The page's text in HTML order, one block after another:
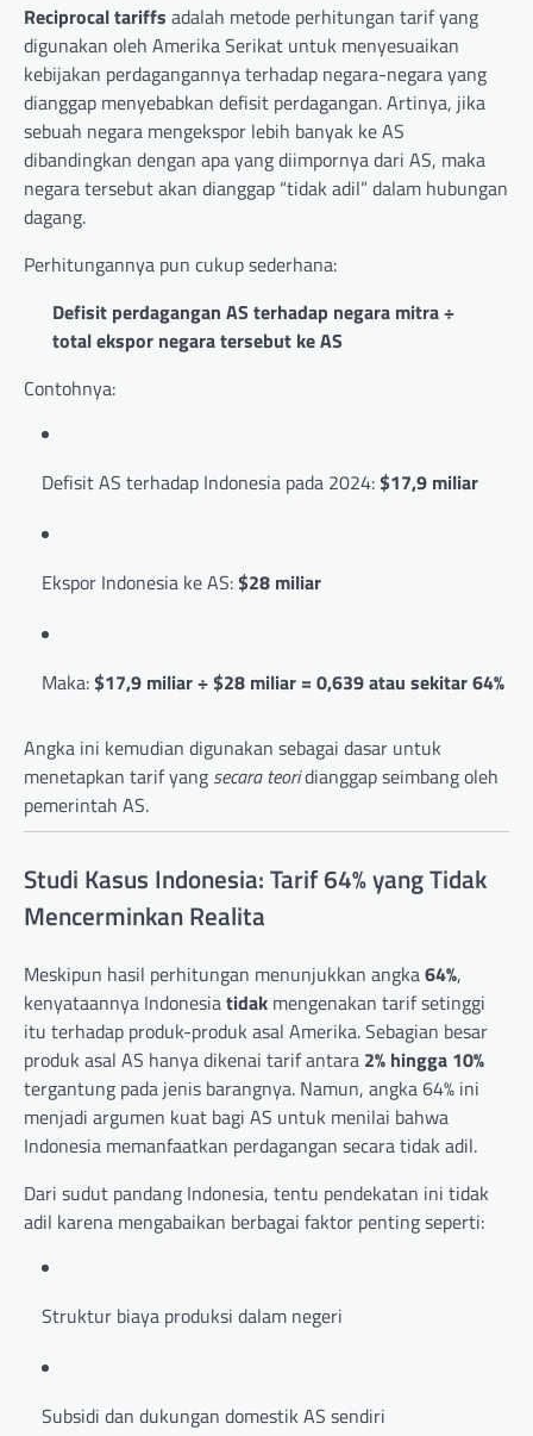
Reciprocal tariffs adalah metode perhitungan tarif yang
digunakan oleh Amerika Serikat untuk menyesuaikan
kebijakan perdagangannya terhadap negara-negara yang
dianggap menyebabkan defisit perdagangan. Artinya, jika
sebuah negara mengekspor lebih banyak ke AS
dibandingkan dengan apa yang diimpornya dari AS, maka
negara tersebut akan dianggap “tidak adil” dalam hubungan
dagang.
Perhitungannya pun cukup sederhana:
Defisit perdagangan AS terhadap negara mitra ÷
total ekspor negara tersebut ke AS
Contohnya:
Defisit AS terhadap Indonesia pada 2024:$17,9 miliar
Ekspor Indonesia ke AS:$28 miliar
Maka:$17,9 miliar ÷ $28 miliar = 0,639 atau sekitar 64%
Angka ini kemudian digunakan sebagai dasar untuk
menetapkan tarif yang secara teoridianggap seimbang oleh
pemerintah AS.
Studi Kasus Indonesia: Tarif 64% yang Tidak
Mencerminkan Realita
Meskipun hasil perhitungan menunjukkan angka64%,
kenyataannya Indonesiatidak mengenakan tarif setinggi
itu terhadap produk-produk asal Amerika. Sebagian besar
produk asal AS hanya dikenai tarif antara 2% hingga 10%
tergantung pada jenis barangnya. Namun, angka 64% ini
menjadi argumen kuat bagi AS untuk menilai bahwa
Indonesia memanfaatkan perdagangan secara tidak adil.
Dari sudut pandang Indonesia, tentu pendekatan ini tidak
adil karena mengabaikan berbagai faktor penting seperti:
Struktur biaya produksi dalam negeri
Subsidi dan dukungan domestik AS sendiri